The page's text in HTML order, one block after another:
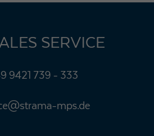
SERVICE
9421 739 - 333
mps.de